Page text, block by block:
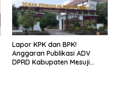
Lapor KPK dan BPK!
Anggaran Publikasi ADV
DPRD Kabupaten Mesuji